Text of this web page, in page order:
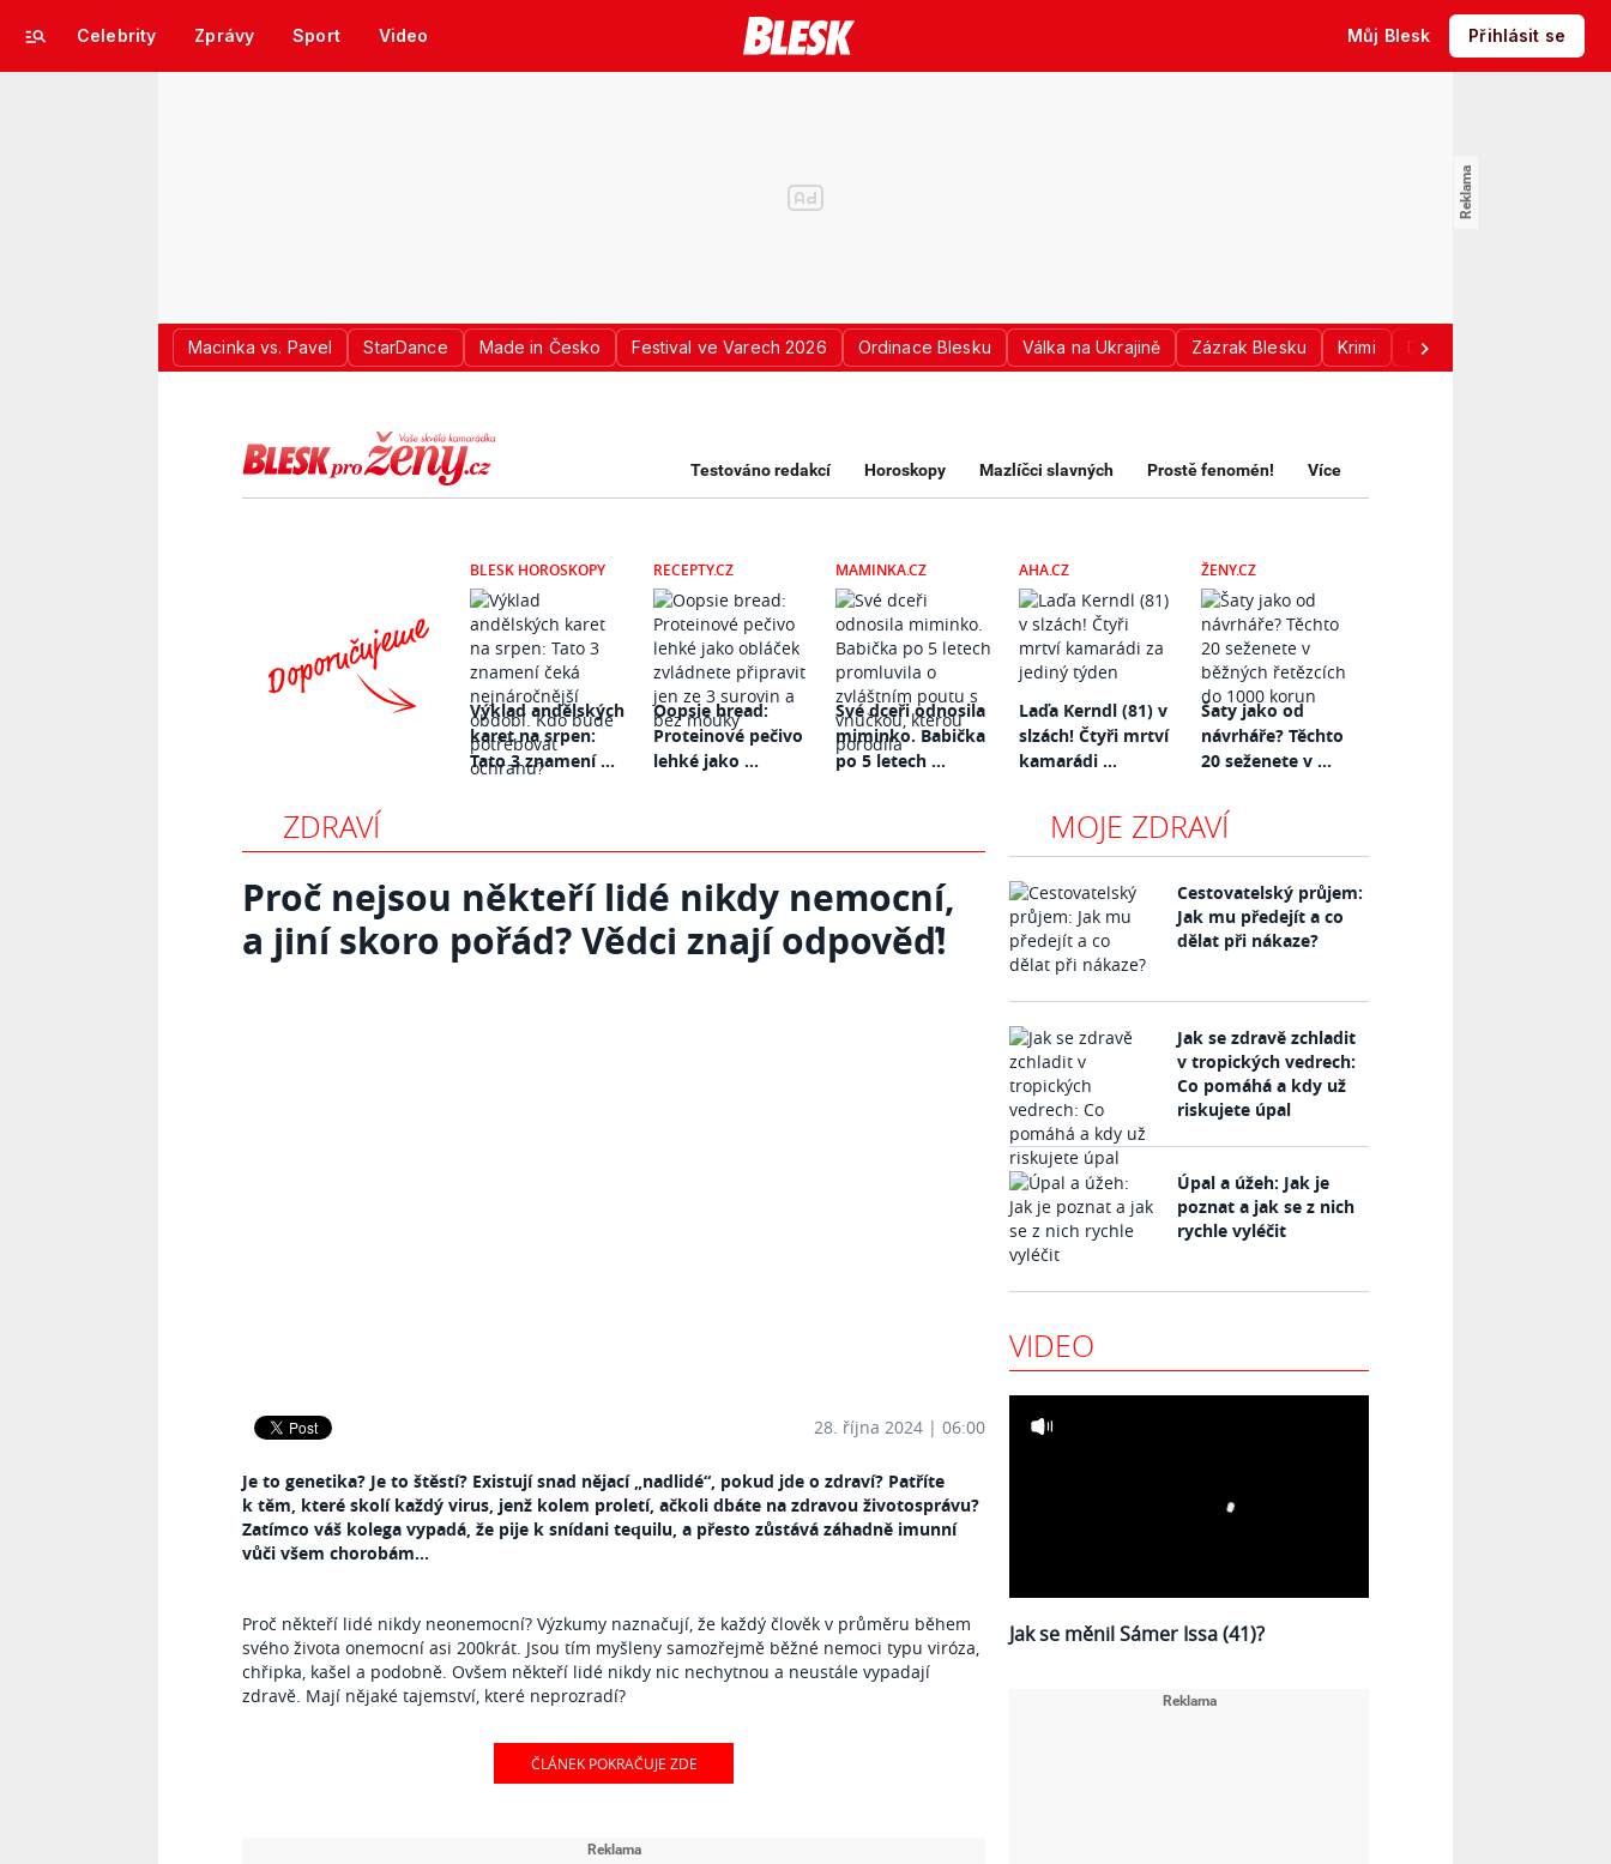
Celebrity Zprávy Sport Video Můj Blesk Přihlásit se
Macinka vs. Pavel StarDance Made in Česko Festival ve Varech 2026 Ordinace Blesku Válka na Ukrajině Zázrak Blesku Krimi Donald Trump
LOGO BLESK PRO ŽENY
Testováno redakcí Horoskopy Mazlíčci slavných Prostě fenomén! Více
BLESK HOROSKOPY
Výklad andělských
karet na srpen:
Tato 3 znamení ...
RECEPTY.CZ
Oopsie bread:
Proteinové pečivo
lehké jako ...
MAMINKA.CZ
Své dceři odnosila
miminko. Babička
po 5 letech ...
AHA.CZ
Laďa Kerndl (81) v
slzách! Čtyři mrtví
kamarádi ...
ŽENY.CZ
Šaty jako od
návrháře? Těchto
20 seženete v ...
ZDRAVÍ
Proč nejsou někteří lidé nikdy nemocní,
a jiní skoro pořád? Vědci znají odpověď!
28. října 2024 | 06:00
Je to genetika? Je to štěstí? Existují snad nějací „nadlidé“, pokud jde o zdraví? Patříte
k těm, které skolí každý virus, jenž kolem proletí, ačkoli dbáte na zdravou životosprávu?
Zatímco váš kolega vypadá, že pije k snídani tequilu, a přesto zůstává záhadně imunní
vůči všem chorobám...
Proč někteří lidé nikdy neonemocní? Výzkumy naznačují, že každý člověk v průměru během
svého života onemocní asi 200krát. Jsou tím myšleny samozřejmě běžné nemoci typu viróza,
chřipka, kašel a podobně. Ovšem někteří lidé nikdy nic nechytnou a neustále vypadají
zdravě. Mají nějaké tajemství, které neprozradí?
ČLÁNEK POKRAČUJE ZDE
MOJE ZDRAVÍ
Cestovatelský průjem:
Jak mu předejít a co
dělat při nákaze?
Jak se zdravě zchladit
v tropických vedrech:
Co pomáhá a kdy už
riskujete úpal
Úpal a úžeh: Jak je
poznat a jak se z nich
rychle vyléčit
VIDEO
Jak se měnil Sámer Issa (41)?